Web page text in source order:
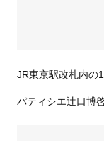
JR東京駅改札内の1
パティシエ辻口博